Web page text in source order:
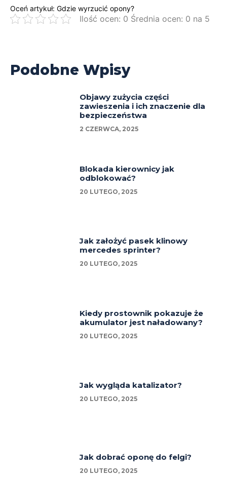
Oceń artykuł: Gdzie wyrzucić opony?
Ilość ocen: 0 Średnia ocen: 0 na 5
Podobne Wpisy
Objawy zużycia części
zawieszenia i ich znaczenie dla
bezpieczeństwa
2 CZERWCA, 2025
Blokada kierownicy jak
odblokować?
20 LUTEGO, 2025
Jak założyć pasek klinowy
mercedes sprinter?
20 LUTEGO, 2025
Kiedy prostownik pokazuje że
akumulator jest naładowany?
20 LUTEGO, 2025
Jak wygląda katalizator?
20 LUTEGO, 2025
Jak dobrać oponę do felgi?
20 LUTEGO, 2025